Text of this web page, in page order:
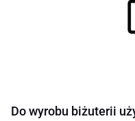
Do wyrobu biżuterii